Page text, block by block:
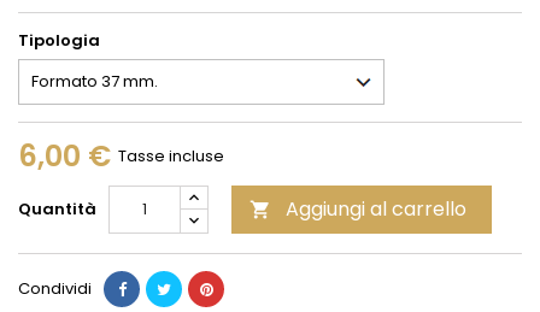
Tipologia
6,00 € Tasse incluse
Quantità  Aggiungi al carrello
Condividi